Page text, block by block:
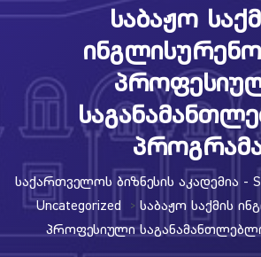
საბაჟო
Საქართველოს Ბიზნესის Აკადემია -
Uncategorized > Საბაჟო Საქმის
Პროფესიული